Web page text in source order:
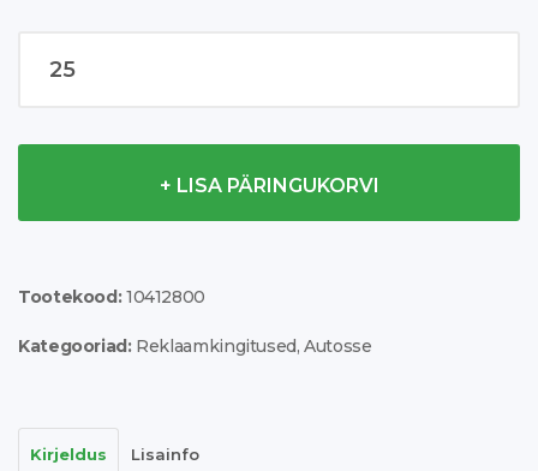
emergency
kogus
+ LISA PÄRINGUKORVI
Tootekood: 10412800
Kategooriad: Reklaamkingitused,Autosse
Kirjeldus Lisainfo